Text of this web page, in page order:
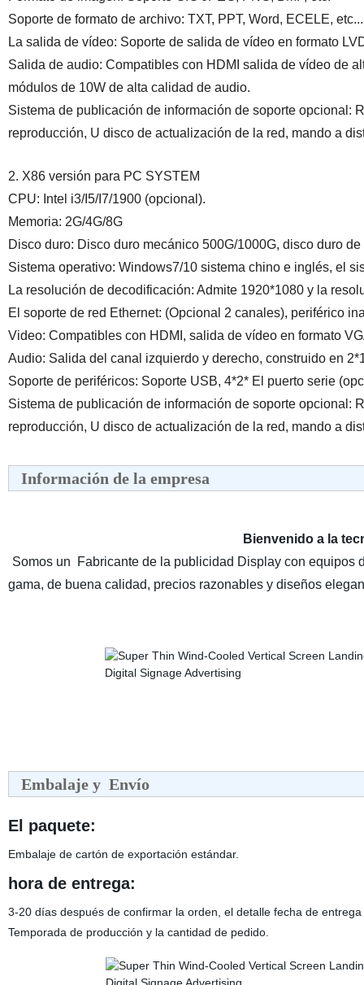
Soporte de formato de archivo: TXT, PPT, Word, ECELE, etc...
La salida de vídeo: Soporte de salida de vídeo en formato
Salida de audio: Compatibles con HDMI salida de vídeo de
módulos de 10W de alta calidad de audio.
Sistema de publicación de información de soporte opcional:
reproducción, U disco de actualización de la red, mando a
2. X86 versión para PC SYSTEM
CPU: Intel i3/I5/I7/1900 (opcional).
Memoria: 2G/4G/8G
Disco duro: Disco duro mecánico 500G/1000G, disco duro
Sistema operativo: Windows7/10 sistema chino e inglés, el
La resolución de decodificación: Admite 1920*1080 y la
El soporte de red Ethernet: (Opcional 2 canales), periférico
Video: Compatibles con HDMI, salida de vídeo en formato
Audio: Salida del canal izquierdo y derecho, construido en
Soporte de periféricos: Soporte USB, 4*2* El puerto serie
Sistema de publicación de información de soporte opcional:
reproducción, U disco de actualización de la red, mando a
Información de la empresa
Bienvenido a la
Somos un Fabricante de la publicidad Display con equipos
gama, de buena calidad, precios razonables y diseños
Embalaje y Envío
El paquete:
Embalaje de cartón de exportación estándar.
hora de entrega:
3-20 días después de confirmar la orden, el detalle fecha de
Temporada de producción y la cantidad de pedido.